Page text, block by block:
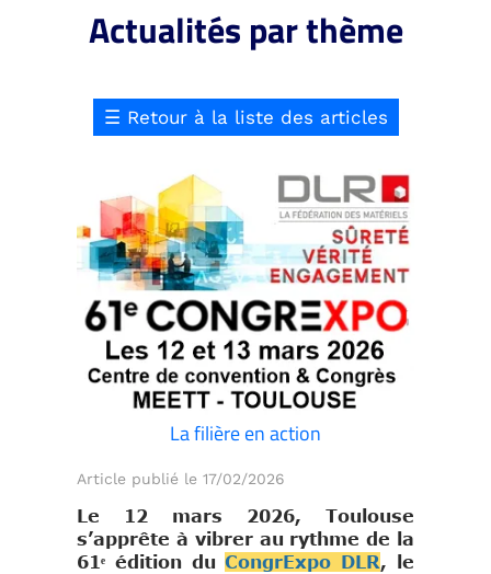
Actualités par thème
☰ Retour à la liste des articles
La filière en action
Article publié le 17/02/2026
Le 12 mars 2026, Toulouse
s’apprête à vibrer au rythme de la
61ᵉ édition duCongrExpo DLR, le